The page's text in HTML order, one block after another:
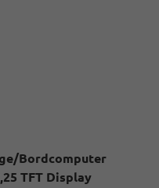
Bordcomputer
TFT Display